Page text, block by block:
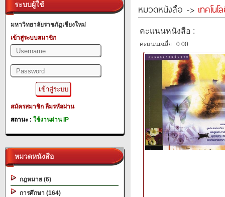
ระบบผู้ใช้
มหาวิทยาลัยราชภัฏเชียงใหม่
เข้าสู่ระบบสมาชิก
สมัครสมาชิก ลืมรหัสผ่าน
สถานะ : ใช้งานผ่าน IP
หมวดหนังสือ
กฎหมาย (6)
การศึกษา (164)
หมวดหนังสือ -> เทคโน
คะแนนหนังสือ :
คะแนนเฉลี่ย : 0.00